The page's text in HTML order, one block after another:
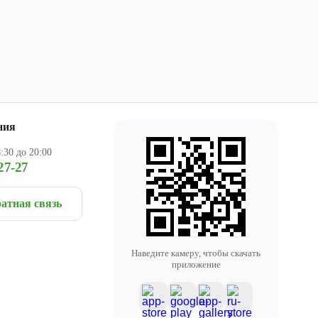
до 20:00
27
связь
Наведите камеру, чтобы скачать
приложение